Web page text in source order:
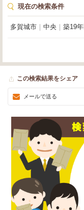
現在の検索条件
多賀城市 中央 築19
この検索結果をシェア
メールで送る